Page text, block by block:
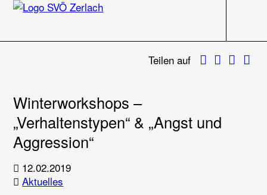
Teilen auf
Twitter E-
Winterworkshops –
„Verhaltenstypen“ & „Angst und
Aggression“
12.02.2019
Aktuelles